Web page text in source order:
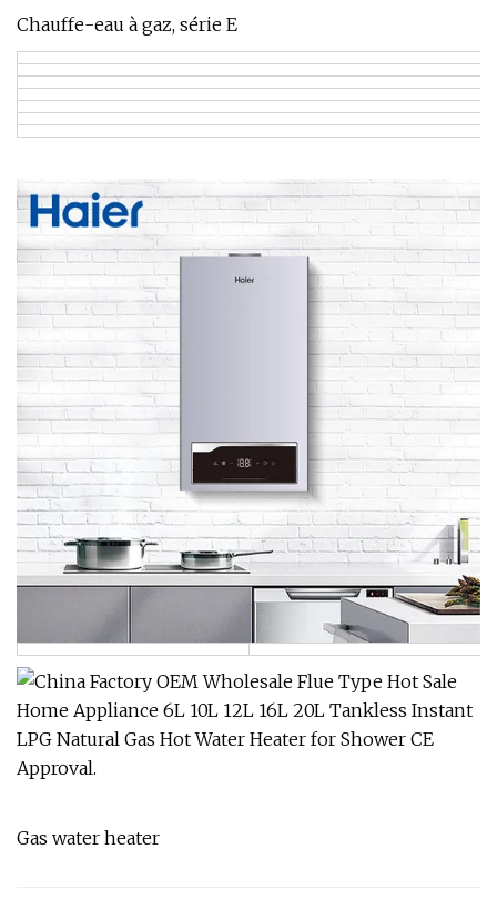
Chauffe-eau à gaz, série E
Gas water heater